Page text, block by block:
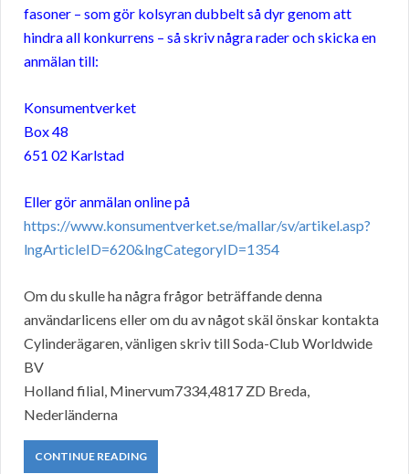
fasoner – som gör kolsyran dubbelt så dyr genom att
hindra all konkurrens – så skriv några rader och skicka en
anmälan till:
Konsumentverket
Box 48
651 02 Karlstad
Eller gör anmälan online på
https://www.konsumentverket.se/mallar/sv/artikel.asp?
lngArticleID=620&lngCategoryID=1354
Om du skulle ha några frågor beträffande denna
användarlicens eller om du av något skäl önskar kontakta
Cylinderägaren, vänligen skriv till Soda-Club Worldwide
BV
Holland filial, Minervum7334,4817 ZD Breda,
Nederländerna
CONTINUE READING